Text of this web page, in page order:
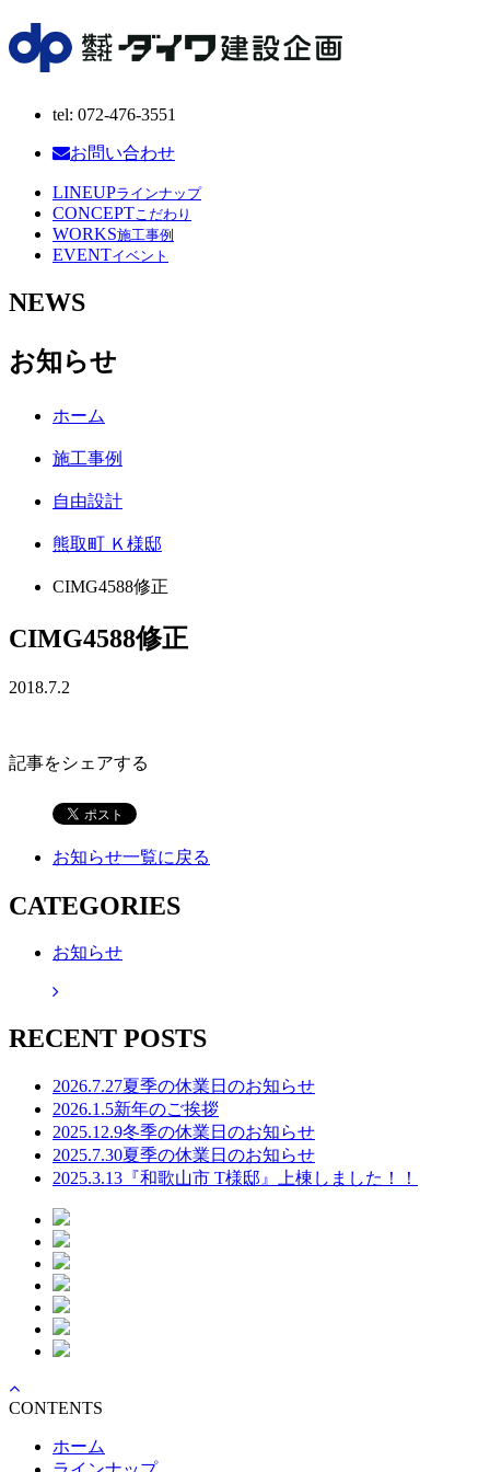
tel: 072-476-3551
お問い合わせ
LINEUPラインナップ
CONCEPT こだわり
WORKS施工事例
EVENTイベント
NEWS
お知らせ
ホーム
施工事例
自由設計
熊取町 Ｋ様邸
CIMG4588修正
CIMG4588修正
2018.7.2
記事をシェアする
お知らせ一覧に戻る
CATEGORIES
お知らせ
RECENT POSTS
2026.7.27夏季の休業日のお知らせ
2026.1.5新年のご挨拶
2025.12.9冬季の休業日のお知らせ
2025.7.30夏季の休業日のお知らせ
2025.3.13 『和歌山市 T様邸』上棟しました！！
CONTENTS
ホーム